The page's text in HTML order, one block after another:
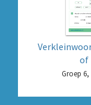
of
Groep 6,